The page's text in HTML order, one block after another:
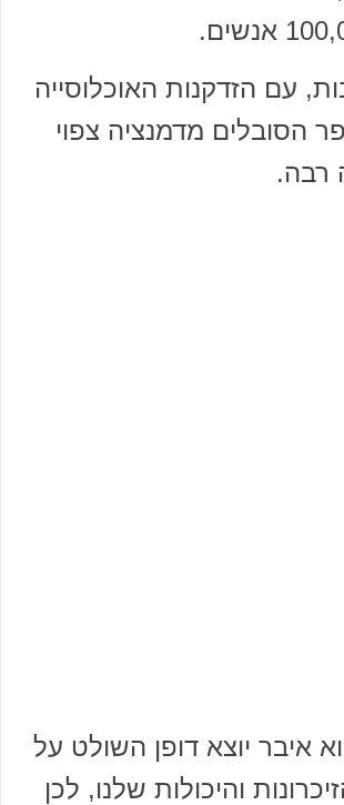
עם הזדקנות האוכלוסייה
הסובלים מדמנציה צפוי
רבה.
איבר יוצא דופן השולט על
והיכולות שלנו, לכן